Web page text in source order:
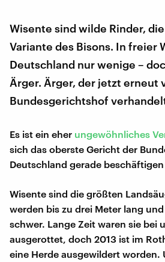
Wisente sind wilde Rinder,
Variante des Bisons. In freier
Deutschland nur wenige –
Ärger. Ärger, der jetzt erneut
Bundesgerichtshof
Es ist ein eher ungewöhnliches
sich das oberste Gericht der
Deutschland gerade beschäftigen
Wisente sind die größten
werden bis zu drei Meter lang
schwer. Lange Zeit waren sie bei
ausgerottet, doch 2013 ist im
eine Herde ausgewildert worden.